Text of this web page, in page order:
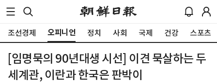
조선경제 오피니언 정치 사회 국제 건강 스포츠
[임명묵의 90년대생 시선] 이견 묵살하는 두
세계관, 이란과 한국은 판박이